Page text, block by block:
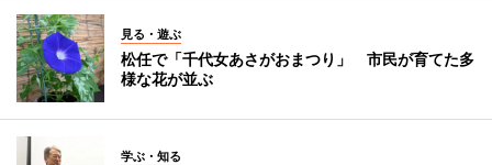
見る・遊ぶ
松任で「千代女あさがおまつり」 市民が育てた多
様な花が並ぶ
学ぶ・知る